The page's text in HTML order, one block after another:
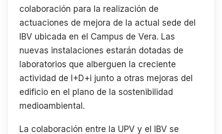
colaboración para la realización de
actuaciones de mejora de la actual sede del
IBV ubicada en el Campus de Vera. Las
nuevas instalaciones estarán dotadas de
laboratorios que alberguen la creciente
actividad de I+D+i junto a otras mejoras del
edificio en el plano de la sostenibilidad
medioambiental.
La colaboración entre la UPV y el IBV se